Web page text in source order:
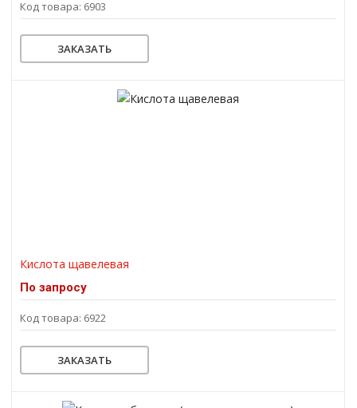
Код товара: 6903
ЗАКАЗАТЬ
Кислота щавелевая
По запросу
Код товара: 6922
ЗАКАЗАТЬ